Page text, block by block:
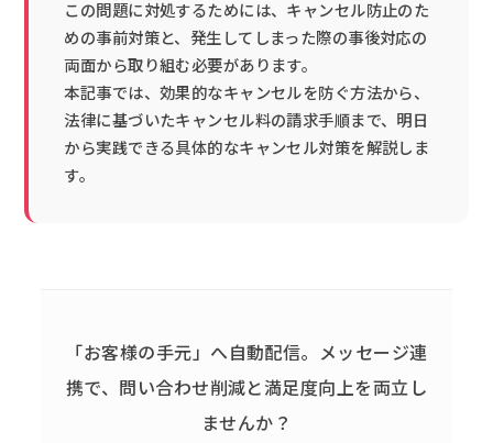
この問題に対処するためには、キャンセル防止のた
めの事前対策と、発生してしまった際の事後対応の
両面から取り組む必要があります。
本記事では、効果的なキャンセルを防ぐ方法から、
法律に基づいたキャンセル料の請求手順まで、明日
から実践できる具体的なキャンセル対策を解説しま
す。
「お客様の手元」へ自動配信。 メッセージ連
携で、問い合わせ削減と満足度向上を両立し
ませんか？